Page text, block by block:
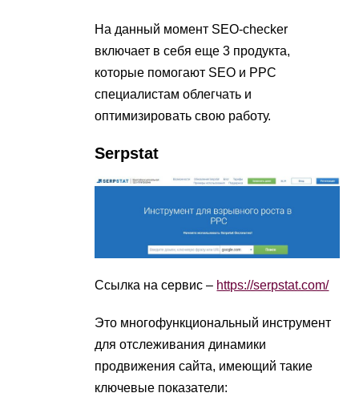
На данный момент SEO-checker
включает в себя еще 3 продукта,
которые помогают SEO и PPC
специалистам облегчать и
оптимизировать свою работу.
Serpstat
Ссылка на сервис – https://serpstat.com/
Это многофункциональный инструмент
для отслеживания динамики
продвижения сайта, имеющий такие
ключевые показатели: